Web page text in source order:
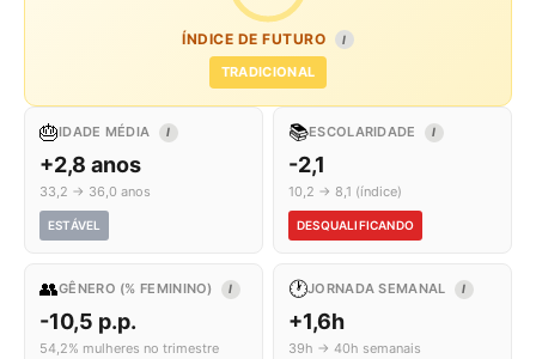
ÍNDICE DE FUTURO I
TRADICIONAL
🎂IDADE MÉDIA I
+2,8 anos
33,2 → 36,0 anos
ESTÁVEL
📚ESCOLARIDADE I
-2,1
10,2 → 8,1 (índice)
DESQUALIFICANDO
👥GÊNERO (% FEMININO) I
-10,5 p.p.
54,2% mulheres no trimestre
🕐JORNADA SEMANAL I
+1,6h
39h → 40h semanais